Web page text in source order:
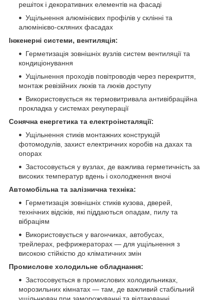
решіток і декоративних елементів на фасаді
Ущільнення алюмінієвих профілів у склінні та
алюмінієво-скляних фасадах
Інженерні системи, вентиляція:
Герметизація зовнішніх вузлів систем вентиляції та
кондиціонування
Ущільнення проходів повітроводів через перекриття,
монтаж ревізійних люків та люків доступу
Використовується як термовитривала антивібраційна
прокладка у системах рекуперації
Сонячна енергетика та електроінсталяції:
Ущільнення стиків монтажних конструкцій
фотомодулів, захист електричних коробів на дахах та
опорах
Застосовується у вузлах, де важлива герметичність за
високих температур вдень і охолодження вночі
Автомобільна та залізнична техніка:
Герметизація зовнішніх стиків кузова, дверей,
технічних відсіків, які піддаються опадам, пилу та
вібраціям
Використовується у вагончиках, автобусах,
трейлерах, рефрижераторах — для ущільнення з
високою стійкістю до кліматичних змін
Промислове холодильне обладнання:
Застосовується в промислових холодильниках,
морозильних кімнатах — там, де важливий стабільний